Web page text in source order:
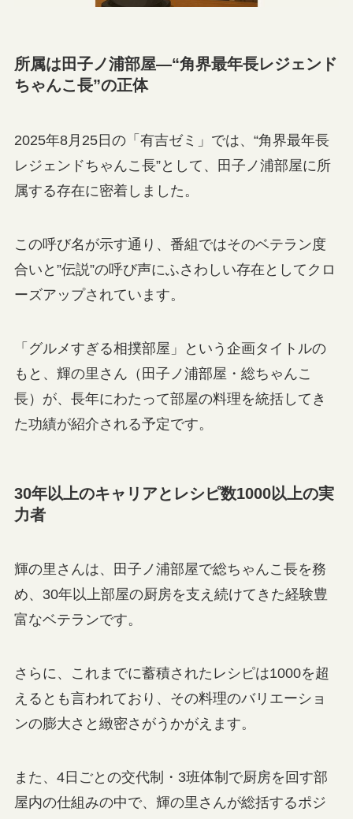
所属は田子ノ浦部屋—“角界最年長レジェンド
ちゃんこ長”の正体
2025年8月25日の「有吉ゼミ」では、“角界最年長
レジェンドちゃんこ長”として、田子ノ浦部屋に所
属する存在に密着しました。
この呼び名が示す通り、番組ではそのベテラン度
合いと”伝説”の呼び声にふさわしい存在としてクロ
ーズアップされています。
「グルメすぎる相撲部屋」という企画タイトルの
もと、輝の里さん（田子ノ浦部屋・総ちゃんこ
長）が、長年にわたって部屋の料理を統括してき
た功績が紹介される予定です。
30年以上のキャリアとレシピ数1000以上の実
力者
輝の里さんは、田子ノ浦部屋で総ちゃんこ長を務
め、30年以上部屋の厨房を支え続けてきた経験豊
富なベテランです。
さらに、これまでに蓄積されたレシピは1000を超
えるとも言われており、その料理のバリエーショ
ンの膨大さと緻密さがうかがえます。
また、4日ごとの交代制・3班体制で厨房を回す部
屋内の仕組みの中で、輝の里さんが総括するポジ